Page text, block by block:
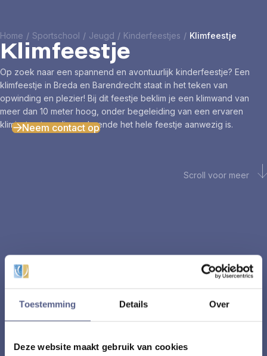
Toestemming Details Over
Deze website maakt gebruik van cookies
Home / Sportschool / Jeugd / Kinderfeestjes / Klimfeestje
Klimfeestje
Op zoek naar een spannend en avontuurlijk kinderfeestje? Een
klimfeestje in Breda en Barendrecht staat in het teken van
opwinding en plezier! Bij dit feestje beklim je een klimwand van
meer dan 10 meter hoog, onder begeleiding van een ervaren
kliminstructeur die gedurende het hele feestje aanwezig is.
Neem contact op
Scroll voor meer